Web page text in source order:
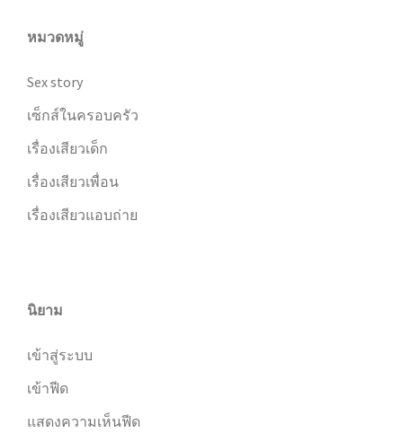
หมวดหมู่
Sex story
เซ็กส์ในครอบครัว
เรื่องเสียวเด็ก
เรื่องเสียวเพื่อน
เรื่องเสียวแอบถ่าย
นิยาม
เข้าสู่ระบบ
เข้าฟีด
แสดงความเห็นฟีด